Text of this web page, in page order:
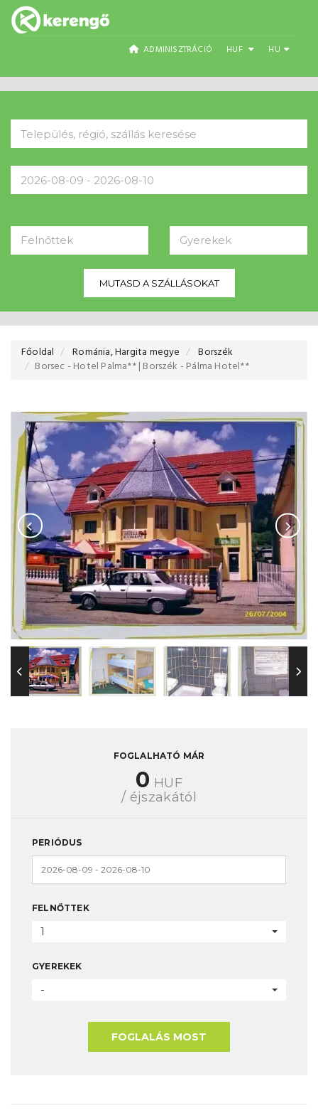
ADMINISZTRÁCIÓ HUF HU
Felnőttek Gyerekek
MUTASD A SZÁLLÁSOKAT
Főoldal Románia, Hargita megye
Borszék
Borsec - Hotel Palma** | Borszék - Pálma Hotel**
FOGLALHATÓ MÁR
0 HUF
/ éjszakától
PERIÓDUS
FELNŐTTEK
1
GYEREKEK
-
FOGLALÁS MOST